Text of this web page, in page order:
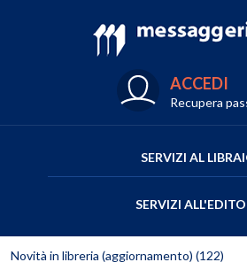
ACCEDI
Recupera
SERVIZI AL
SERVIZI
Novità in libreria (aggiornamento) (122)